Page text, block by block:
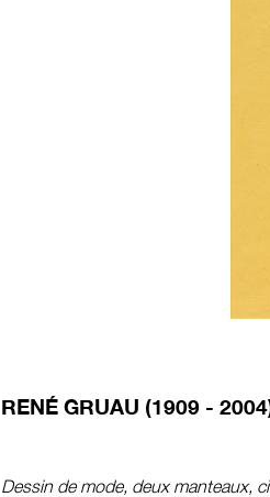
RENÉ GRUAU (1909 -
Dessin de mode, deux manteaux,